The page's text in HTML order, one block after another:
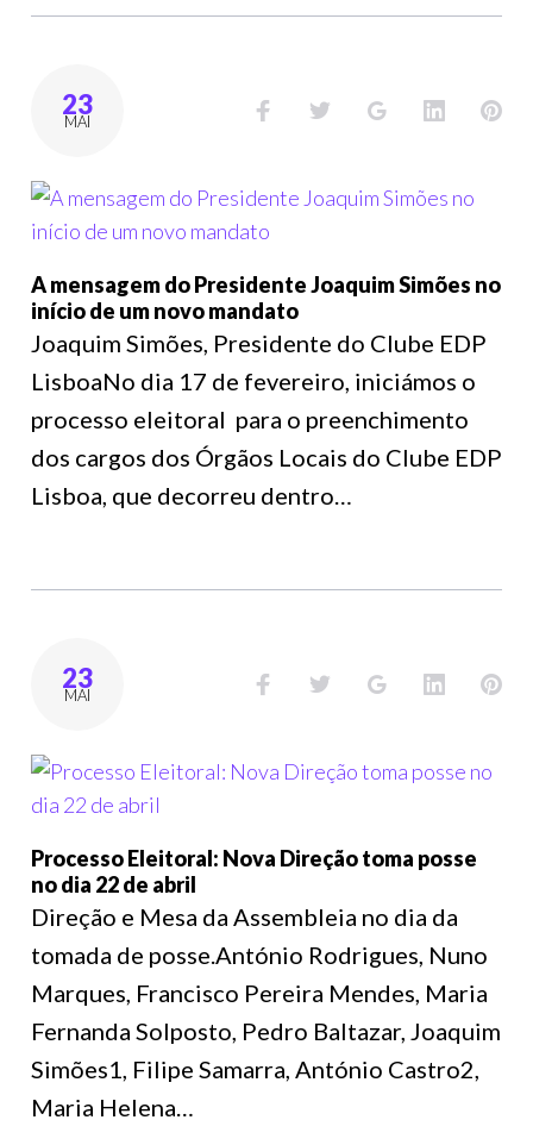
23
MAI
A mensagem do Presidente Joaquim Simões no
início de um novo mandato
Joaquim Simões, Presidente do Clube EDP
LisboaNo dia 17 de fevereiro, iniciámos o
processo eleitoral para o preenchimento
dos cargos dos Órgãos Locais do Clube EDP
Lisboa, que decorreu dentro…
23
MAI
Processo Eleitoral: Nova Direção toma posse
no dia 22 de abril
Direção e Mesa da Assembleia no dia da
tomada de posse.António Rodrigues, Nuno
Marques, Francisco Pereira Mendes, Maria
Fernanda Solposto, Pedro Baltazar, Joaquim
Simões1, Filipe Samarra, António Castro2,
Maria Helena…